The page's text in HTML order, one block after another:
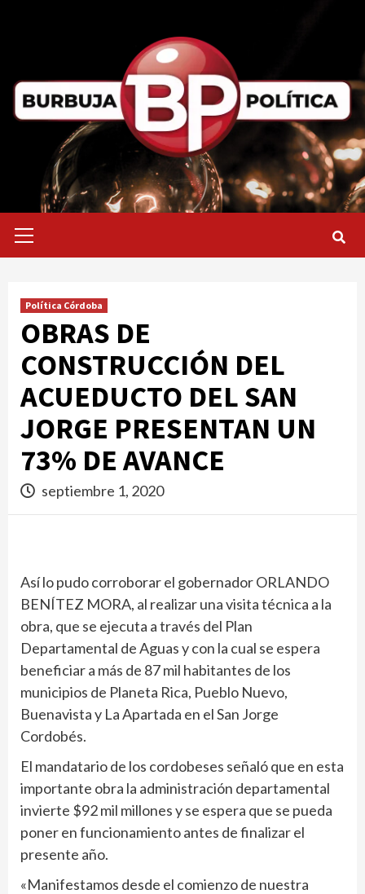
primario
Política Córdoba
OBRAS DE
CONSTRUCCIÓN DEL
ACUEDUCTO DEL SAN
JORGE PRESENTAN UN
73% DE AVANCE
septiembre 1, 2020
Así lo pudo corroborar el gobernador ORLANDO
BENÍTEZ MORA, al realizar una visita técnica a la
obra, que se ejecuta a través del Plan
Departamental de Aguas y con la cual se espera
beneficiar a más de 87 mil habitantes de los
municipios de Planeta Rica, Pueblo Nuevo,
Buenavista y La Apartada en el San Jorge
Cordobés.
El mandatario de los cordobeses señaló que en esta
importante obra la administración departamental
invierte $92 mil millones y se espera que se pueda
poner en funcionamiento antes de finalizar el
presente año.
«Manifestamos desde el comienzo de nuestra